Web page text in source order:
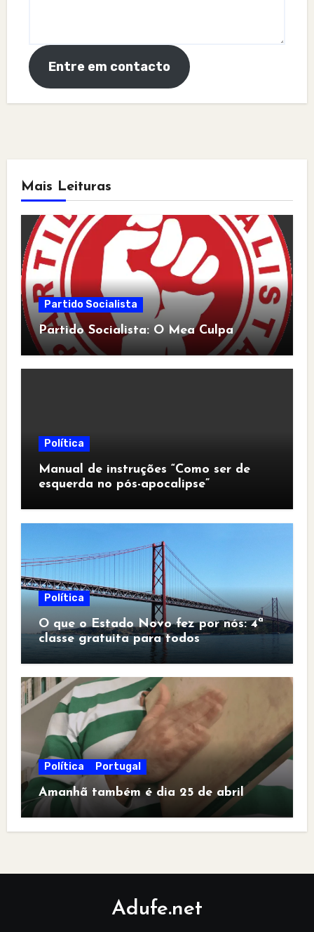
Entre em contacto
Mais Leituras
Partido Socialista
Partido Socialista: O Mea Culpa
Política
Manual de instruções “Como ser de
esquerda no pós-apocalipse”
Política
O que o Estado Novo fez por nós: 4ª
classe gratuita para todos
Política Portugal
Amanhã também é dia 25 de abril
Adufe.net